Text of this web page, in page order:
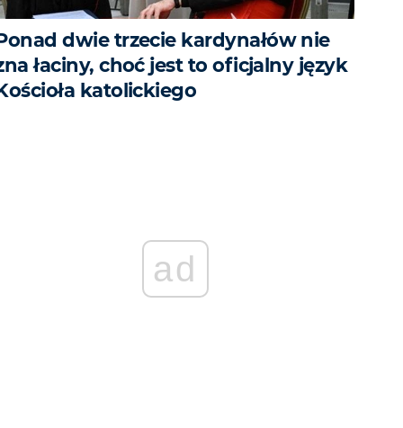
dwie trzecie kardynałów nie
łaciny, choć jest to oficjalny język
katolickiego
ad